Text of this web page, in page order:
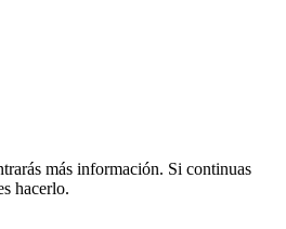
más información. Si continuas
hacerlo.